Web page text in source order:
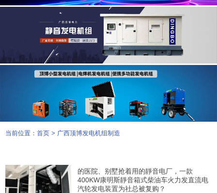
当前位置：首页 > 广西顶博发电机组制造
的医院、别墅抢着用的靜音电厂，一款
400KW康明斯靜音箱式柴油车火力发直流电
汽轮发电装置为社总被复购？